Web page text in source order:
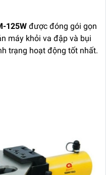
125W được đóng gói gọn
máy khỏi va đập và bụi
trạng hoạt động tốt nhất.